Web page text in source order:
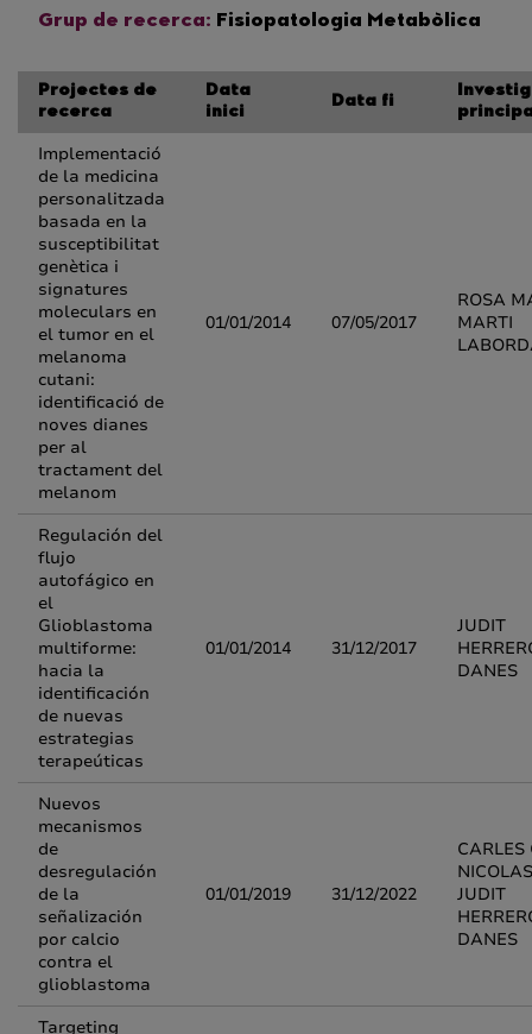
Grup de recerca: Fisiopatologia Metabòlica
Projectes de
recerca
Data
inici
Data fi
Implementació
de la medicina
personalitzada
basada en la
susceptibilitat
genètica i
signatures
moleculars en
el tumor en el
melanoma
cutani:
identificació de
noves dianes
per al
tractament del
melanom
01/01/2014 07/05/2017
ROSA
MARTI
Regulación del
flujo
autofágico en
el
Glioblastoma
multiforme:
hacia la
identificación
de nuevas
estrategias
terapeúticas
01/01/2014 31/12/2017
JUDIT
DANES
Nuevos
mecanismos
de
desregulación
de la
señalización
por calcio
contra el
glioblastoma
01/01/2019 31/12/2022
CARLES
JUDIT
DANES
Targeting